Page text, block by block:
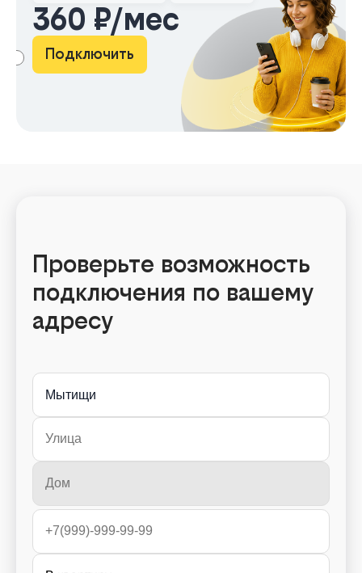
360 ₽/мес
Подключить
Проверьте возможность
подключения по вашему
адресу
Мытищи